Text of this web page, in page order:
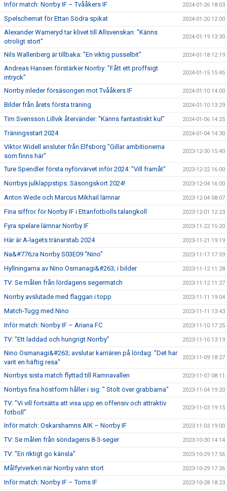
Inför match: Norrby IF – Tvååkers IF 2024-01-26 18:03
Spelschemat för Ettan Södra spikat 2024-01-20 12:00
Alexander Warneryd tar klivet till Allsvenskan: "Känns
otroligt stort"
2024-01-19 13:30
Nils Wallenberg är tillbaka: "En viktig pusselbit" 2024-01-18 12:19
Andreas Hansen förstärker Norrby: "Fått ett proffsigt
intryck"
2024-01-15 15:45
Norrby inleder försäsongen mot Tvååkers IF 2024-01-10 14:00
Bilder från årets första träning 2024-01-10 13:29
Tim Svensson Lillvik återvänder: "Känns fantastiskt kul" 2024-01-06 14:25
Träningsstart 2024 2024-01-04 14:30
Viktor Widell ansluter från Elfsborg "Gillar ambitionerna
som finns här"
2023-12-30 15:40
Ture Spendler första nyförvärvet inför 2024: "Vill framåt" 2023-12-22 16:00
Norrbys julklappstips: Säsongskort 2024! 2023-12-04 16:00
Anton Wede och Marcus Mikhail lämnar 2023-12-04 08:07
Fina siffror för Norrby IF i Ettanfotbolls talangkoll 2023-12-01 12:23
Fyra spelare lämnar Norrby IF 2023-11-22 15:20
Här är A-lagets tränarstab 2024 2023-11-21 19:19
Na&#776;ra Norrby S03E09 "Nino" 2023-11-17 17:59
Hyllningarna av Nino Osmanagi&#263; i bilder 2023-11-12 11:28
TV: Se målen från lördagens segermatch 2023-11-12 11:27
Norrby avslutade med flaggan i topp 2023-11-11 19:04
Match-Tugg med Nino 2023-11-11 13:43
Inför match: Norrby IF – Ariana FC 2023-11-10 17:25
TV: ”Ett laddad och hungrigt Norrby” 2023-11-10 13:19
Nino Osmanagi&#263; avslutar karriären på lördag: "Det har
varit en häftig resa"
2023-11-09 18:27
Norrbys sista match flyttad till Ramnavallen 2023-11-07 08:11
Norrbys fina höstform håller i sig: " Stolt över grabbarna" 2023-11-04 19:20
TV: ”Vi vill fortsätta att visa upp en offensiv och attraktiv
fotboll”
2023-11-03 19:15
Inför match: Oskarshamns AIK – Norrby IF 2023-11-03 19:00
TV: Se målen från söndagens 8-3-seger 2023-10-30 14:14
TV: "En riktigt go känsla" 2023-10-29 17:56
Målfyrverkeri när Norrby vann stort 2023-10-29 17:26
Inför match: Norrby IF – Torns IF 2023-10-28 18:23